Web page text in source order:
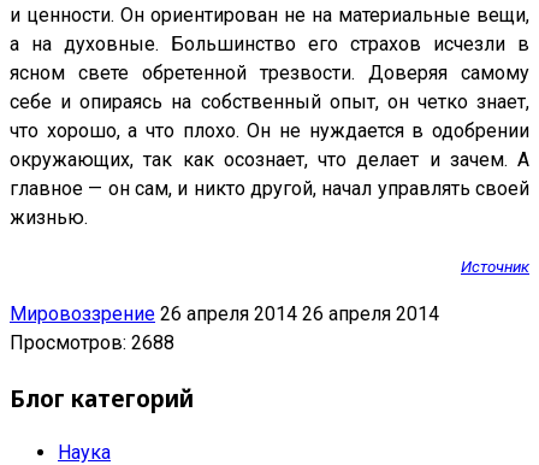
и ценности. Он ориентирован не на материальные вещи,
а на духовные. Большинство его страхов исчезли в
ясном свете обретенной трезвости. Доверяя самому
себе и опираясь на собственный опыт, он четко знает,
что хорошо, а что плохо. Он не нуждается в одобрении
окружающих, так как осознает, что делает и зачем. А
главное — он сам, и никто другой, начал управлять своей
жизнью.
Источник
Мировоззрение 26 апреля 2014 26 апреля 2014
Просмотров: 2688
Блог категорий
Наука